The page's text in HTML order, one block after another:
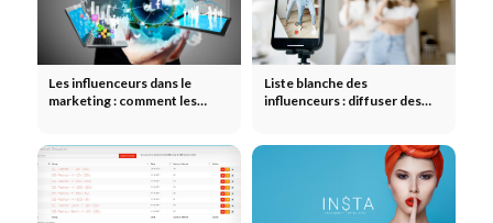
Les influenceurs dans le
marketing : comment les
Liste blanche des
influenceurs : diffuser des